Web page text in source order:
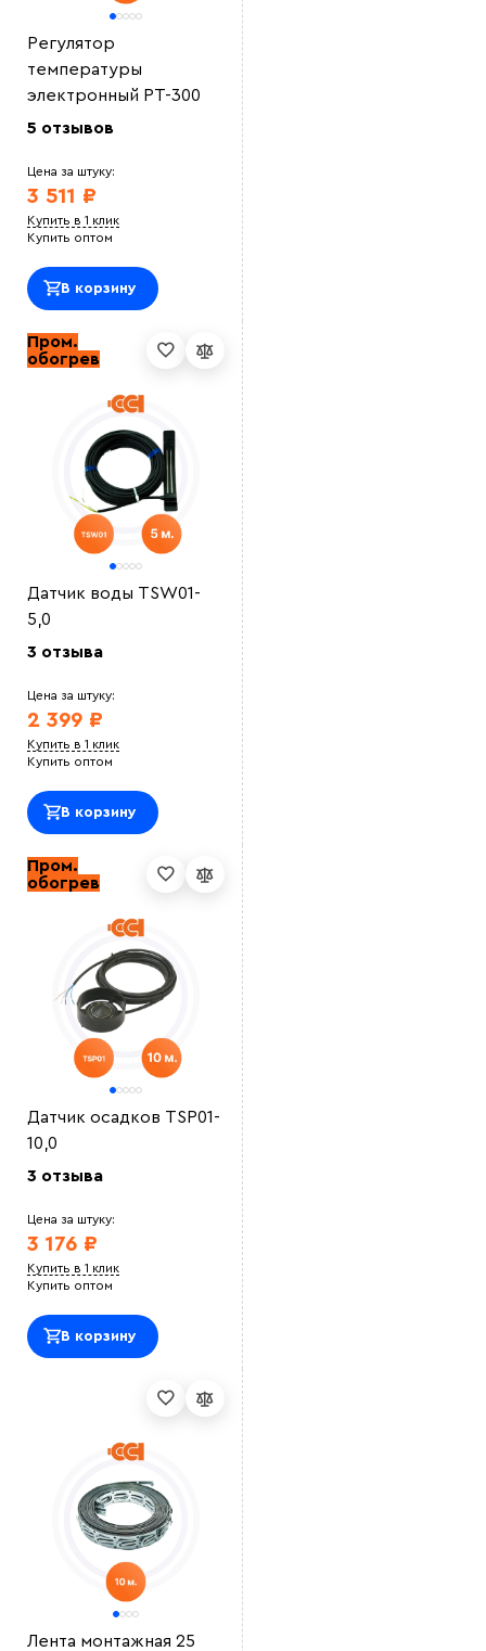
Регулятор
температуры
электронный РТ-300
5 отзывов
Цена за штуку:
3 511 ₽
Купить в 1 клик
Купить оптом
В корзину
Пром.
обогрев
Датчик воды TSW01-
5,0
3 отзыва
Цена за штуку:
2 399 ₽
Купить в 1 клик
Купить оптом
В корзину
Пром.
обогрев
Датчик осадков TSP01-
10,0
3 отзыва
Цена за штуку:
3 176 ₽
Купить в 1 клик
Купить оптом
В корзину
Лента монтажная 25